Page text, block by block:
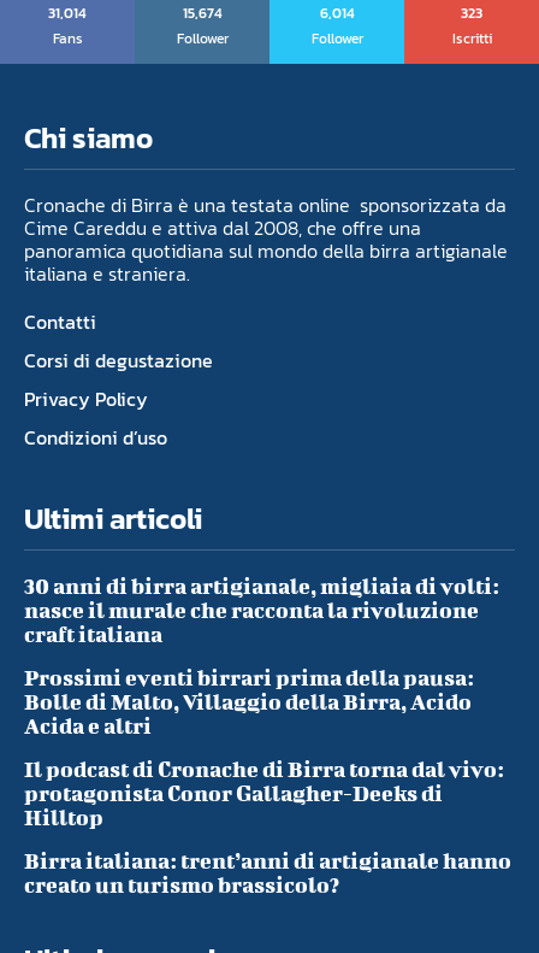
31,014
Fans
15,674
Follower
6,014
Follower
323
Iscritti
Chi siamo
Cronache di Birra è una testata online sponsorizzata da
Cime Careddu e attiva dal 2008, che offre una
panoramica quotidiana sul mondo della birra artigianale
italiana e straniera.
Contatti
Corsi di degustazione
Privacy Policy
Condizioni d’uso
Ultimi articoli
30 anni di birra artigianale, migliaia di volti:
nasce il murale che racconta la rivoluzione
craft italiana
Prossimi eventi birrari prima della pausa:
Bolle di Malto, Villaggio della Birra, Acido
Acida e altri
Il podcast di Cronache di Birra torna dal vivo:
protagonista Conor Gallagher-Deeks di
Hilltop
Birra italiana: trent’anni di artigianale hanno
creato un turismo brassicolo?